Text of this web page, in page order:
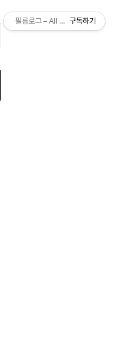
필름로그 – All That Cinema
구독하기